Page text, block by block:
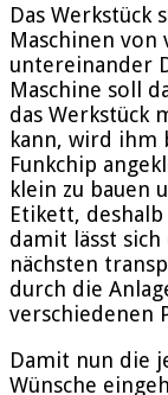
Das Werkstück
Maschinen
untereinander
Maschine soll
das Werkstück
kann, wird ihm
Funkchip
klein zu bauen
Etikett,
damit lässt
nächsten
durch die
verschiedenen
Damit nun die
Wünsche